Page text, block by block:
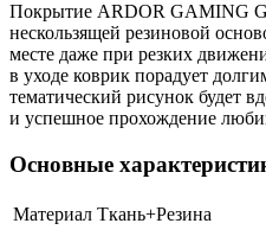
Покрытие ARDOR GAMING
нескользящей резиновой
месте даже при резких
в уходе коврик порадует
тематический рисунок будет
и успешное прохождение
Основные
Материал Ткань+Резина